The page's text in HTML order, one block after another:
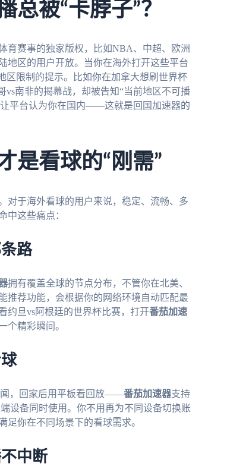
被“卡脖子”？
育赛事的独家版权，比如NBA、中超、欧洲
地区的用户开放。当你在海外打开这些平台
区限制的提示。比如你在加拿大想刷世界杯
vs南非的揭幕战，却被告知“当前地区不可播
让平台认为你在国内——这就是回国加速器的
是看球的“刚需”
对于海外看球的用户来说，稳定、流畅、多
中这些痛点：
路
拥有覆盖全球的节点分布，不管你在北美、
推荐功能，会根据你的网络环境自动匹配最
约旦vs阿根廷的世界杯比赛，打开番茄加速
个精彩瞬间。
闻，回家后用平板看回放——番茄加速器支持
设备同时使用。你不用再为不同设备切换账
你在不同场景下的看球需求。
中断